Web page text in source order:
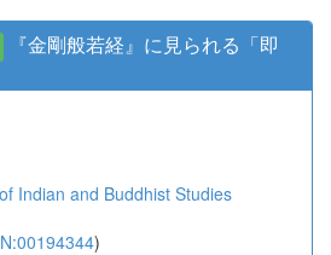
『金剛般若経』に見られる「即
Indian and Buddhist Studies
)